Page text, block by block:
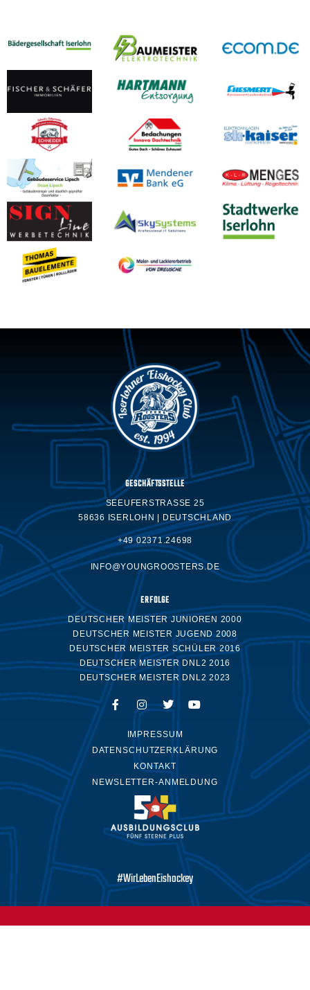
GESCHÄFTSSTELLE
SEEUFERSTRASSE 25
58636 ISERLOHN | DEUTSCHLAND
+49 02371.24698
INFO@YOUNGROOSTERS.DE
ERFOLGE
DEUTSCHER MEISTER JUNIOREN 2000
DEUTSCHER MEISTER JUGEND 2008
DEUTSCHER MEISTER SCHÜLER 2016
DEUTSCHER MEISTER DNL2 2016
DEUTSCHER MEISTER DNL2 2023
IMPRESSUM
DATENSCHUTZERKLÄRUNG
KONTAKT
NEWSLETTER-ANMELDUNG
#WirLebenEishockey